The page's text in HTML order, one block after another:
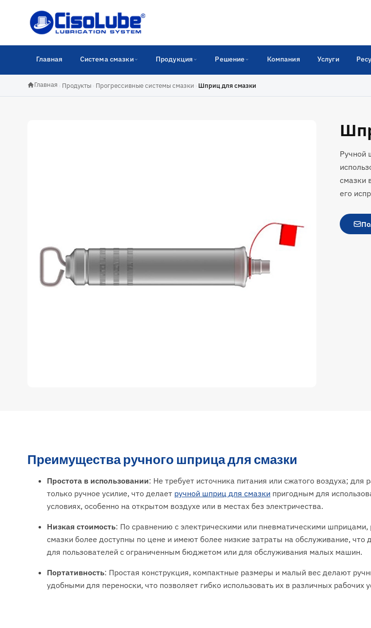
Главная Система смазки Продукция Решение Компания Услуги
Главная Продукты Прогрессивные системы смазки Шприц для смазки
Ручной
смазки
его
Преимущества ручного шприца для смазки
Простота в использовании: Не требует источника питания или сжатого воздуха; для
только ручное усилие, что делает ручной шприц для смазки пригодным для
условиях, особенно на открытом воздухе или в местах без электричества.
Низкая стоимость: По сравнению с электрическими или пневматическими
смазки более доступны по цене и имеют более низкие затраты на обслуживание, что
для пользователей с ограниченным бюджетом или для обслуживания малых машин.
Портативность: Простая конструкция, компактные размеры и малый вес делают
удобными для переноски, что позволяет гибко использовать их в различных рабочих